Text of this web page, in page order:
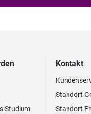
Studium
Kontakt
Standort
Standort